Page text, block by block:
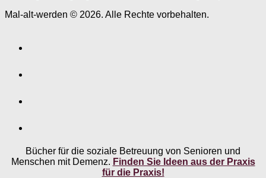
Mal-alt-werden © 2026. Alle Rechte vorbehalten.
Bücher für die soziale Betreuung von Senioren und
Menschen mit Demenz. Finden Sie Ideen aus der Praxis
für die Praxis!